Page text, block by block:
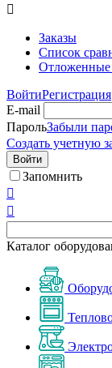

Заказы
Список
Отложенные
ВойтиРегистрация
E-mail
ПарольЗабыли
Создать учетную
Войти
Запомнить


Каталог